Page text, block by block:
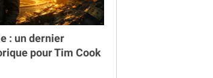
: un dernier
pour Tim Cook